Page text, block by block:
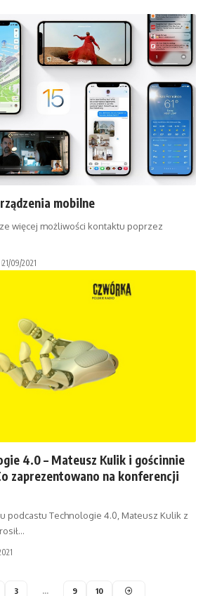
mobilne
więcej możliwości kontaktu poprzez
21/09/2021
4.0 – Mateusz Kulik i gościnnie
zaprezentowano na konferencji
podcastu Technologie 4.0, Mateusz Kulik z
3 9 10